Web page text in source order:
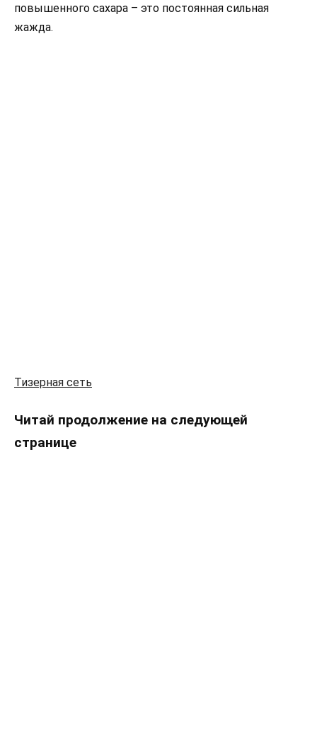
повышенного сахара – это постоянная сильная
жажда.
Тизерная сеть
Читай продолжение на следующей
странице